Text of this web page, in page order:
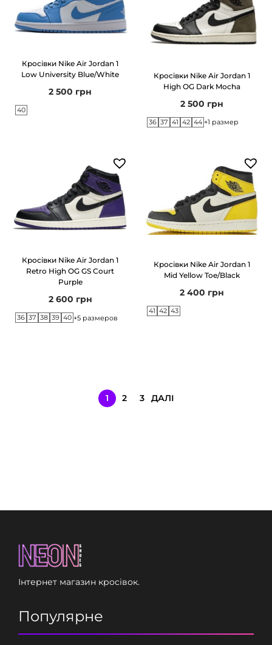
Кросівки Nike Air Jordan 1
Low University Blue/White
2 500 грн
40
Кросівки Nike Air Jordan 1
High OG Dark Mocha
2 500 грн
36 37 41 42 44 +1 размер
Кросівки Nike Air Jordan 1
Retro High OG GS Court
Purple
2 600 грн
36 37 38 39 40 +5 размеров
Кросівки Nike Air Jordan 1
Mid Yellow Toe/Black
2 400 грн
41 42 43
1 2 3 ДАЛІ
Інтернет магазин кросівок.
Популярне